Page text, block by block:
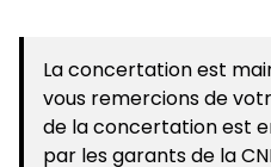
La concertation est
vous remercions de
de la concertation est
par les garants de la